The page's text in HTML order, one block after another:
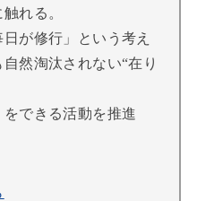
れる。
が修行」という考え
然淘汰されない“在り
をできる活動を推進